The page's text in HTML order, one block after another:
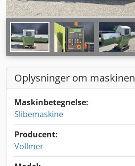
Oplysninger om maskinen
Maskinbetegnelse:
Slibemaskine
Producent:
Vollmer